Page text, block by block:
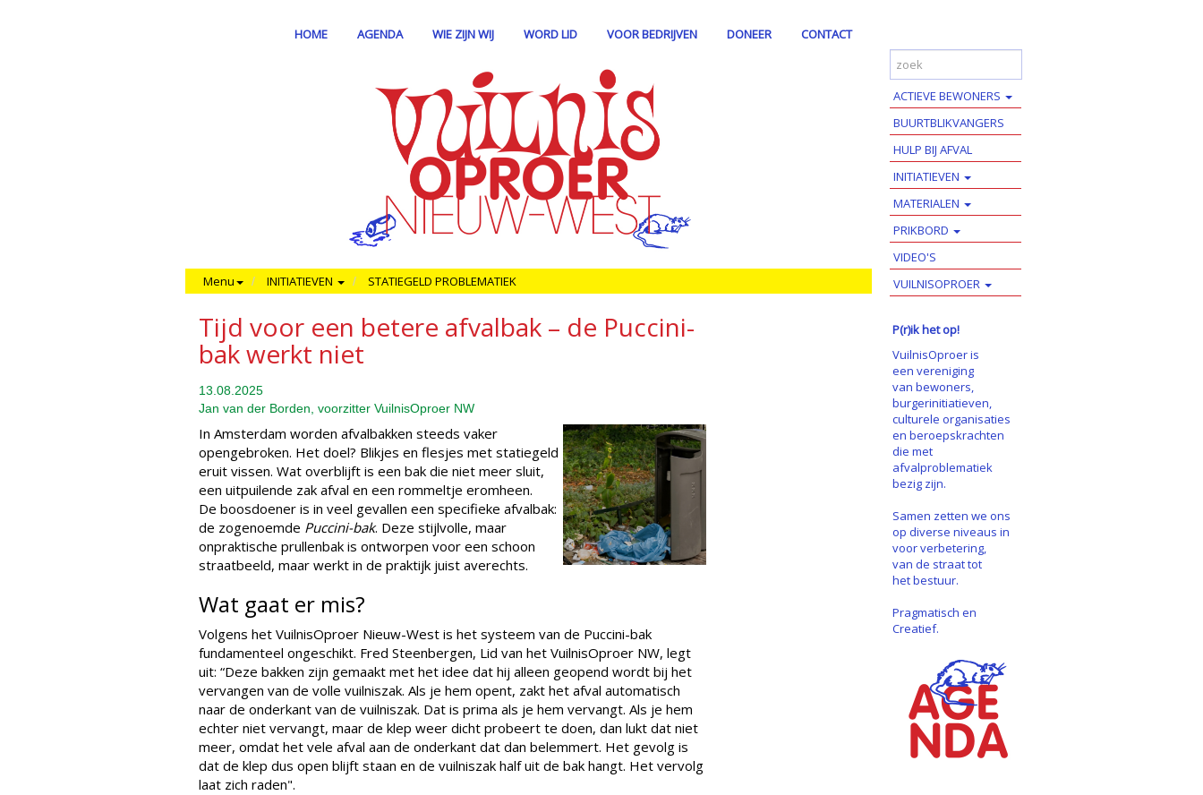
HOME AGENDA WIE ZIJN WIJ WORD LID VOOR BEDRIJVEN DONEER CONTACT
Menu INITIATIEVEN STATIEGELD PROBLEMATIEK
Tijd voor een betere afvalbak – de Puccini-
bak werkt niet
13.08.2025
Jan van der Borden, voorzitter VuilnisOproer NW
In Amsterdam worden afvalbakken steeds vaker
opengebroken. Het doel? Blikjes en flesjes met statiegeld
eruit vissen. Wat overblijft is een bak die niet meer sluit,
een uitpuilende zak afval en een rommeltje eromheen.
De boosdoener is in veel gevallen een specifieke afvalbak:
de zogenoemde Puccini-bak. Deze stijlvolle, maar
onpraktische prullenbak is ontworpen voor een schoon
straatbeeld, maar werkt in de praktijk juist averechts.
Wat gaat er mis?
Volgens het VuilnisOproer Nieuw-West is het systeem van de Puccini-bak
fundamenteel ongeschikt. Fred Steenbergen, Lid van het VuilnisOproer NW, legt
uit: “Deze bakken zijn gemaakt met het idee dat hij alleen geopend wordt bij het
vervangen van de volle vuilniszak. Als je hem opent, zakt het afval automatisch
naar de onderkant van de vuilniszak. Dat is prima als je hem vervangt. Als je hem
echter niet vervangt, maar de klep weer dicht probeert te doen, dan lukt dat niet
meer, omdat het vele afval aan de onderkant dat dan belemmert. Het gevolg is
dat de klep dus open blijft staan en de vuilniszak half uit de bak hangt. Het vervolg
laat zich raden".
ACTIEVE BEWONERS
BUURTBLIKVANGERS
HULP BIJ AFVAL
INITIATIEVEN
MATERIALEN
PRIKBORD
VIDEO'S
VUILNISOPROER
P(r)ik het op!
VuilnisOproer is
een vereniging
van bewoners,
burgerinitiatieven,
culturele organisaties
en beroepskrachten
die met
afvalproblematiek
bezig zijn.
Samen zetten we ons
op diverse niveaus in
voor verbetering,
van de straat tot
het bestuur.
Pragmatisch en
Creatief.